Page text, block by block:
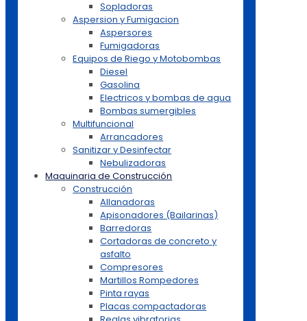
Sopladoras
Aspersion y Fumigacion
Aspersores
Fumigadoras
Equipos de Riego y Motobombas
Diesel
Gasolina
Electricos y bombas de agua
Bombas sumergibles
Multifuncional
Arrancadores
Sanitizar y Desinfectar
Nebulizadoras
Maquinaria de Construcción
Construcción
Allanadoras
Apisonadores (Bailarinas)
Barredoras
Cortadoras de concreto y
asfalto
Compresores
Martillos Rompedores
Pinta rayas
Placas compactadoras